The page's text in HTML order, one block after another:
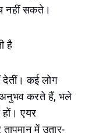
नहीं सकते।
है
देतीं। कई लोग
अनुभव करते हैं, भले
एयर
में उतार-